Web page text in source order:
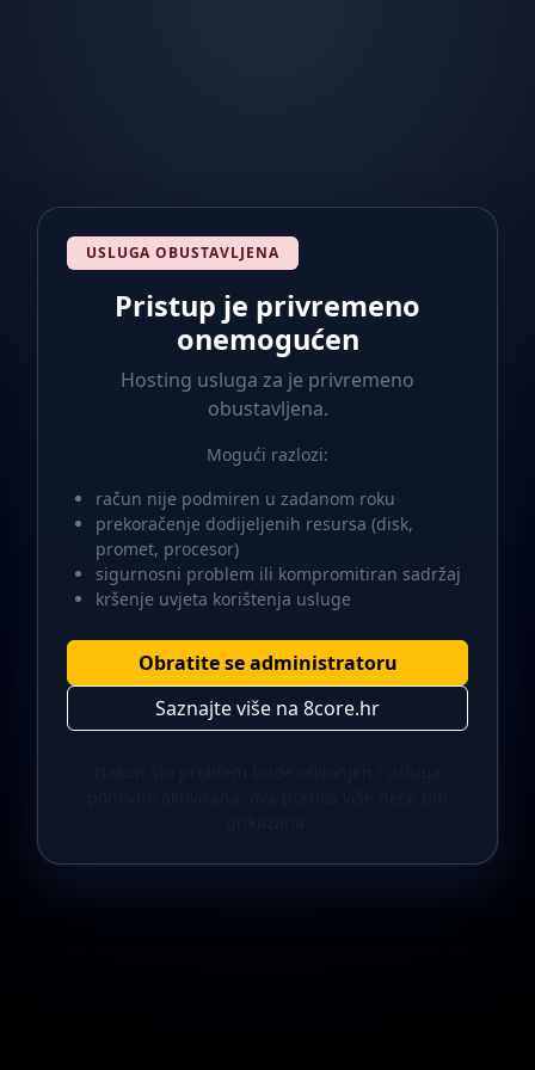
USLUGA OBUSTAVLJENA
Pristup je privremeno
onemogućen
Hosting usluga za je privremeno
obustavljena.
Mogući razlozi:
račun nije podmiren u zadanom roku
prekoračenje dodijeljenih resursa (disk,
promet, procesor)
sigurnosni problem ili kompromitiran sadržaj
kršenje uvjeta korištenja usluge
Obratite se administratoru
Saznajte više na 8core.hr